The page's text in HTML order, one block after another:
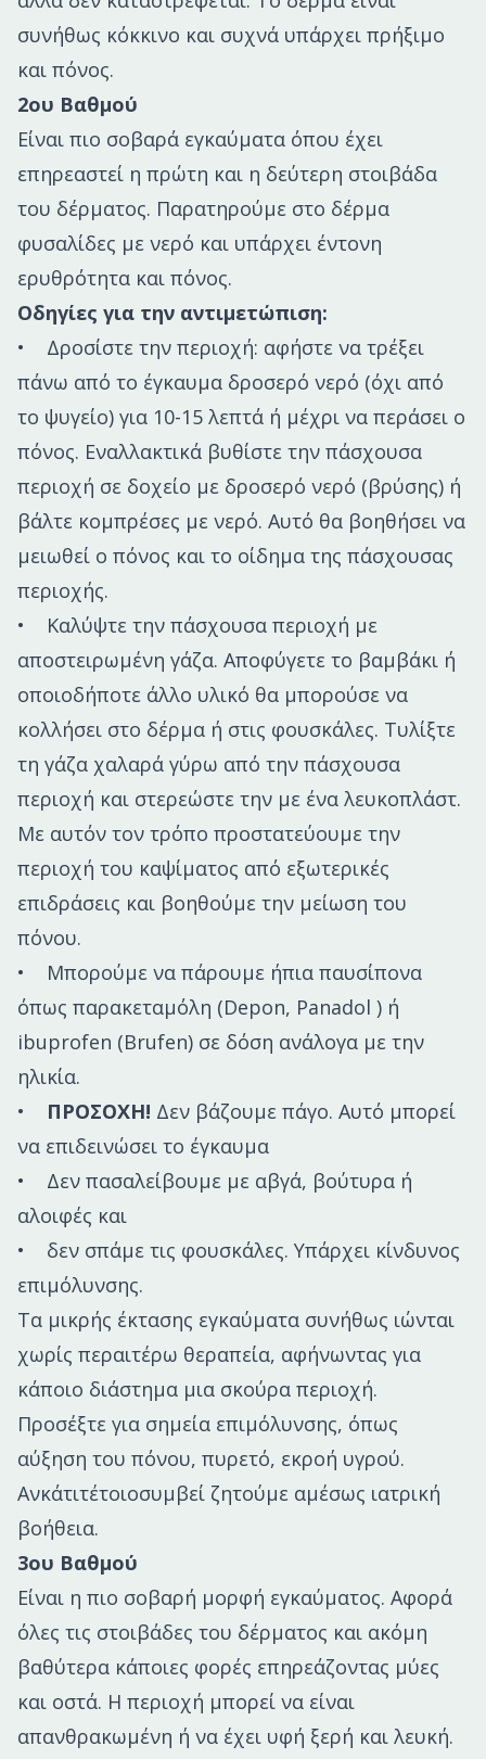
συνήθως κόκκινο και συχνά υπάρχει πρήξιμο
και πόνος.
2ου Βαθμού
Είναι πιο σοβαρά εγκαύματα όπου έχει
επηρεαστεί η πρώτη και η δεύτερη στοιβάδα
του δέρματος. Παρατηρούμε στο δέρμα
φυσαλίδες με νερό και υπάρχει έντονη
ερυθρότητα και πόνος.
Οδηγίες για την αντιμετώπιση:
• Δροσίστε την περιοχή: αφήστε να τρέξει
πάνω από το έγκαυμα δροσερό νερό (όχι από
το ψυγείο) για 10-15 λεπτά ή μέχρι να περάσει ο
πόνος. Εναλλακτικά βυθίστε την πάσχουσα
περιοχή σε δοχείο με δροσερό νερό (βρύσης) ή
βάλτε κομπρέσες με νερό. Αυτό θα βοηθήσει να
μειωθεί ο πόνος και το οίδημα της πάσχουσας
περιοχής.
• Καλύψτε την πάσχουσα περιοχή με
αποστειρωμένη γάζα. Αποφύγετε το βαμβάκι ή
οποιοδήποτε άλλο υλικό θα μπορούσε να
κολλήσει στο δέρμα ή στις φουσκάλες. Τυλίξτε
τη γάζα χαλαρά γύρω από την πάσχουσα
περιοχή και στερεώστε την με ένα λευκοπλάστ.
Με αυτόν τον τρόπο προστατεύουμε την
περιοχή του καψίματος από εξωτερικές
επιδράσεις και βοηθούμε την μείωση του
πόνου.
• Μπορούμε να πάρουμε ήπια παυσίπονα
όπως παρακεταμόλη (Depon, Panadol ) ή
ibuprofen (Brufen) σε δόση ανάλογα με την
ηλικία.
• ΠΡΟΣΟΧΗ! Δεν βάζουμε πάγο. Αυτό μπορεί
να επιδεινώσει το έγκαυμα
• Δεν πασαλείβουμε με αβγά, βούτυρα ή
αλοιφές και
• δεν σπάμε τις φουσκάλες. Υπάρχει κίνδυνος
επιμόλυνσης.
Τα μικρής έκτασης εγκαύματα συνήθως ιώνται
χωρίς περαιτέρω θεραπεία, αφήνωντας για
κάποιο διάστημα μια σκούρα περιοχή.
Προσέξτε για σημεία επιμόλυνσης, όπως
αύξηση του πόνου, πυρετό, εκροή υγρού.
Ανκάτιτέτοιοσυμβεί ζητούμε αμέσως ιατρική
βοήθεια.
3ου Βαθμού
Είναι η πιο σοβαρή μορφή εγκαύματος. Αφορά
όλες τις στοιβάδες του δέρματος και ακόμη
βαθύτερα κάποιες φορές επηρεάζοντας μύες
και οστά. Η περιοχή μπορεί να είναι
απανθρακωμένη ή να έχει υφή ξερή και λευκή.